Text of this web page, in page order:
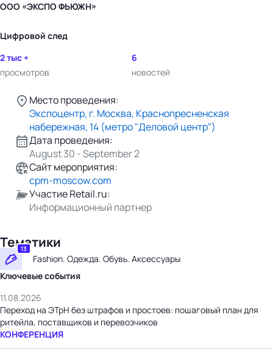
ООО «ЭКСПО ФЬЮЖН»
Цифровой след
2 тыс +
просмотров
6
новостей
Место проведения:
Экспоцентр, г. Москва, Краснопресненская
набережная, 14 (метро "Деловой центр")
Дата проведения:
August 30 - September 2
Сайт мероприятия:
cpm-moscow.com
Участие Retail.ru:
Информационный партнер
Тематики
13
Fashion. Одежда. Обувь. Аксессуары
Ключевые события
11.08.2026
Переход на ЭТрН без штрафов и простоев: пошаговый план для
ритейла, поставщиков и перевозчиков
КОНФЕРЕНЦИЯ